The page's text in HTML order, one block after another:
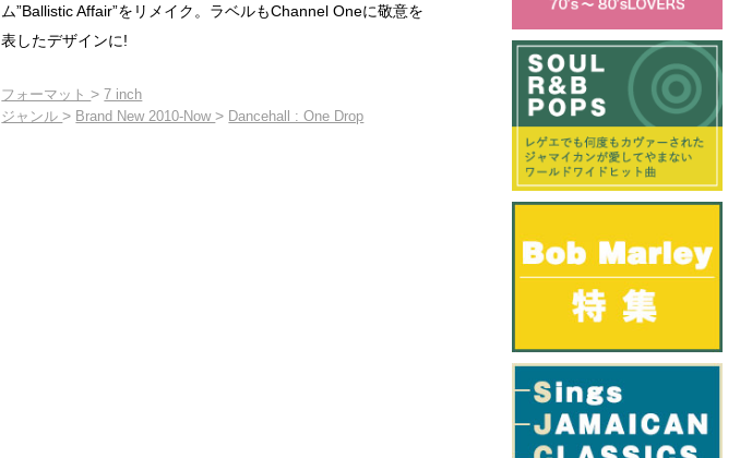
ム”Ballistic Affair”をリメイク。ラベルもChannel Oneに敬意を
表したデザインに!
フォーマット>7 inch
ジャンル> Brand New 2010-Now> Dancehall : One Drop